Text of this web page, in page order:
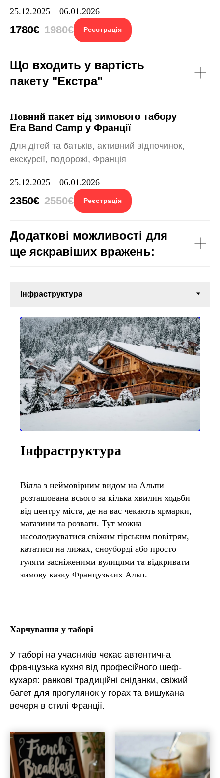
25.12.2025 – 06.01.2026
1780€ 1980€ Реєстрація
Що входить у вартість
пакету "Екстра"
Повний пакет від зимового табору
Era Band Camp у Франції
Для дітей та батьків, активний відпочинок,
екскурсії, подорожі, Франція
25.12.2025 – 06.01.2026
2350€ 2550€ Реєстрація
Додаткові можливості для
ще яскравіших вражень:
Інфраструктура
Вілла з неймовірним видом на Альпи
розташована всього за кілька хвилин ходьби
від центру міста, де на вас чекають ярмарки,
магазини та розваги. Тут можна
насолоджуватися свіжим гірським повітрям,
кататися на лижах, сноуборді або просто
гуляти засніженими вулицями та відкривати
зимову казку Французьких Альп.
Харчування у таборі
У таборі на учасників чекає автентична
французька кухня від професійного шеф-
кухаря: ранкові традиційні сніданки, свіжий
багет для прогулянок у горах та вишукана
вечеря в стилі Франції.